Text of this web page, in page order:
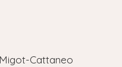
Cattaneo